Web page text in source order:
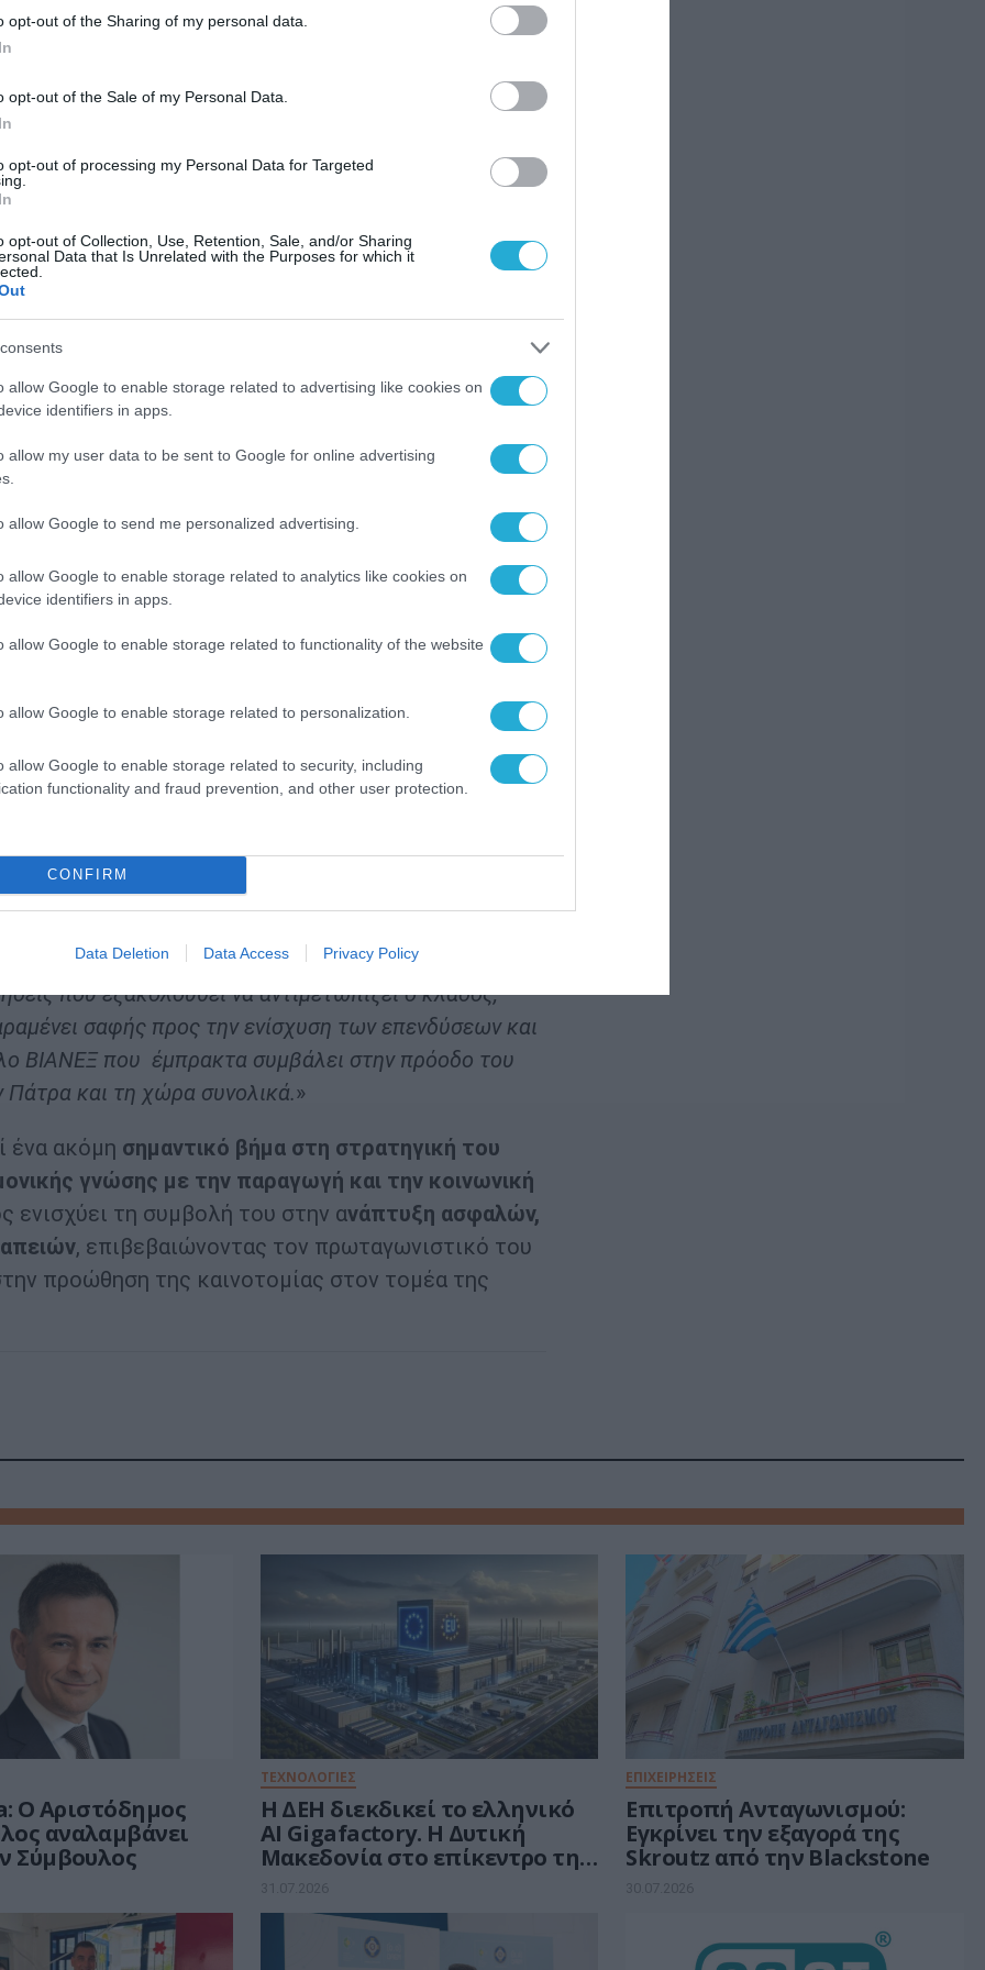
opt-out of the Sharing of my personal data.
opt-out of the Sale of my Personal Data.
opt-out of processing my Personal Data for Targeted
opt-out of Collection, Use, Retention, Sale, and/or Sharing
Data that Is Unrelated with the Purposes for which it
allow Google to enable storage related to advertising like cookies on
identifiers in apps.
allow my user data to be sent to Google for online advertising
allow Google to send me personalized advertising.
allow Google to enable storage related to analytics like cookies on
identifiers in apps.
allow Google to enable storage related to functionality of the website
allow Google to enable storage related to personalization.
allow Google to enable storage related to security, including
functionality and fraud prevention, and other user protection.
CONFIRM
Data Deletion Data Access Privacy Policy
ήδη από 20 επιστήμονες υψηλής εξειδίκευσης
καινοτόμων φαρμακευτικών μορφών, την
της συμμετοχής σε διεθνή ερευνητικά
1999 μέσω του Εργοστασίου Δ στη Βιομηχανική
σημαντικό πυλώνα απασχόλησης και ανάπτυξης
στις πλέον σύγχρονες και
προϊόντων στην Ευρώπη. Με το νέο
περαιτέρω την παρουσία του στη Δυτική Ελλάδα
παραγωγής, έρευνας και καινοτομίας.
Πρόεδρος και Διευθύνων Σύμβουλος
Κέντρο Έρευνας & Ανάπτυξης αποτυπώνει τη
στην επιστήμη και στους ανθρώπους της.
καινοτόμων φαρμακευτικών λύσεων με διεθνή
της ελληνικής φαρμακοβιομηχανίας
και η καινοτομία αποτελούν τους βασικούς
της ΒΙΑΝΕΞ.»
της ΒΙΑΝΕΞ, δήλωσε: «Η επένδυση αυτή εντάσσεται
της καινοτομίας, της εγχώριας παραγωγής, της
μας στον ευρύτερο τομέα της υγείας.
παρουσία της ΒΙΑΝΕΞ στην περιοχή όσο και στα
που διαθέτει, με ένα δυναμικό ακαδημαϊκό και
την ανάπτυξη της φαρμακοβιομηχανίας και
«Η παρούσα επένδυση αποτελεί ένα ιδιαίτερα
Δεν πρόκειται απλώς για μια νέα μονάδα του
ενισχύει την ανταγωνιστικότητα της Ελλάδας σε
που εξακολουθεί να αντιμετωπίζει ο κλάδος,
σαφής προς την ενίσχυση των επενδύσεων και
ΒΙΑΝΕΞ που έμπρακτα συμβάλει στην πρόοδο του
Πάτρα και τη χώρα συνολικά.»
ένα ακόμη σημαντικό βήμα στη στρατηγική του
γνώσης με την παραγωγή και την κοινωνική
ενισχύει τη συμβολή του στην ανάπτυξη ασφαλών,
, επιβεβαιώνοντας τον πρωταγωνιστικό του
προώθηση της καινοτομίας στον τομέα της
Ο Αριστόδημος
αναλαμβάνει
Σύμβουλος
ΤΕΧΝΟΛΟΓΙΕΣ
Η ΔΕΗ διεκδικεί το ελληνικό
AI Gigafactory. Η Δυτική
Μακεδονία στο επίκεντρο της
ευρωπαϊκής μάχης των 30 δισ.
ευρώ για την Τεχνητή
Νοημοσύνη
31.07.2026
ΕΠΙΧΕΙΡΗΣΕΙΣ
Επιτροπή Ανταγωνισμού:
Εγκρίνει την εξαγορά της
Skroutz από την Blackstone
30.07.2026